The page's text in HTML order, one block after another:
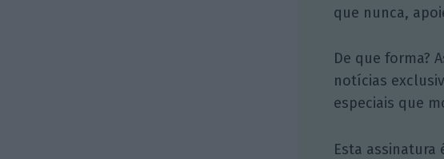
que nunca,
De que forma?
notícias
especiais que
Esta assinatura